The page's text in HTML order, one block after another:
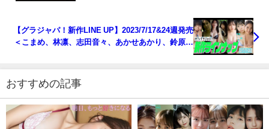
【グラジャパ！新作LINE UP】2023/7/17&24週発売
＜こまめ、林凛、志田音々、あかせあかり、鈴原す
おすすめの記事